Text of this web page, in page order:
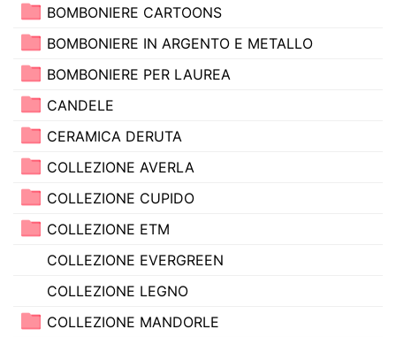
BOMBONIERE CARTOONS
BOMBONIERE IN ARGENTO E METALLO
BOMBONIERE PER LAUREA
CANDELE
CERAMICA DERUTA
COLLEZIONE AVERLA
COLLEZIONE CUPIDO
COLLEZIONE ETM
COLLEZIONE EVERGREEN
COLLEZIONE LEGNO
COLLEZIONE MANDORLE